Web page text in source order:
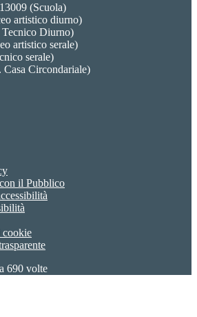
(Scuola)
artistico diurno)
Diurno)
artistico serale)
serale)
Circondariale)
il Pubblico
cookie
690 volte